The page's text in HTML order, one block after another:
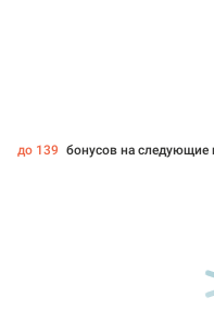
до 139 бонусов на следующие